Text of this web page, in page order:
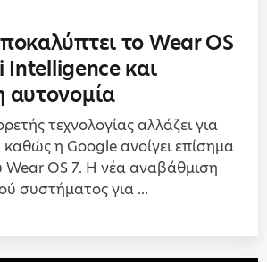
το Wear OS
Intelligence και
αυτονομία
τεχνολογίας αλλάζει για
η Google ανοίγει επίσημα
Wear OS 7. Η νέα αναβάθμιση
συστήματος για ...